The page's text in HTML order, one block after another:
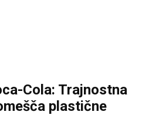
Cola: Trajnostna
plastične